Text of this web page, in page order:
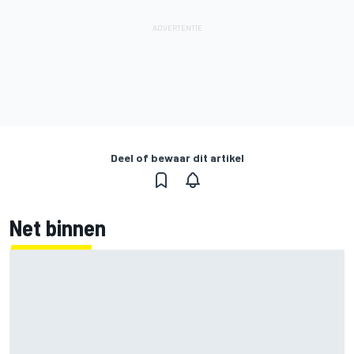
Deel of bewaar dit artikel
Net binnen